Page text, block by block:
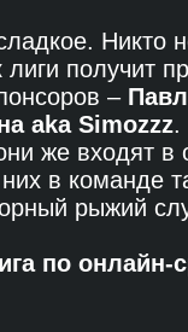
Никто
лиги получит
–
aka Simozzz.
же входят в
в команде
рыжий
по онлайн-